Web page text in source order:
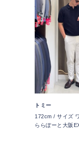
トミー
172cm / サイズ
ららぽーと大阪